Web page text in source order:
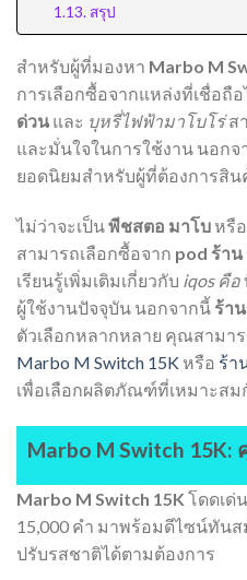
สรุป
สำหรับผู้ที่มองหา Marbo M
การเลือกซื้อจากแหล่งที่เชื่อถือ
ด่วน และ บุหรี่ไฟฟ้ามาโบโร่ส
และมั่นใจในการใช้งาน นอกจ
ยอดนิยมสำหรับผู้ที่ต้องการสิน
ไม่ว่าจะเป็นพีชสตอ มาโบ หรือ
สามารถเลือกซื้อจาก pod ร้าน
เรียนรู้เพิ่มเติมเกี่ยวกับ iqos คือ
ผู้ใช้งานปัจจุบัน นอกจากนี้ ร้า
ตัวเลือกหลากหลาย คุณสามา
Marbo M Switch 15K หรือ ร้า
เพื่อเลือกผลิตภัณฑ์ที่เหมาะส
Marbo M Switch
Marbo M Switch 15K โดดเด่
15,000 คำ มาพร้อมดีไซน์ทัน
ปรับรสชาติได้ตามต้องการ